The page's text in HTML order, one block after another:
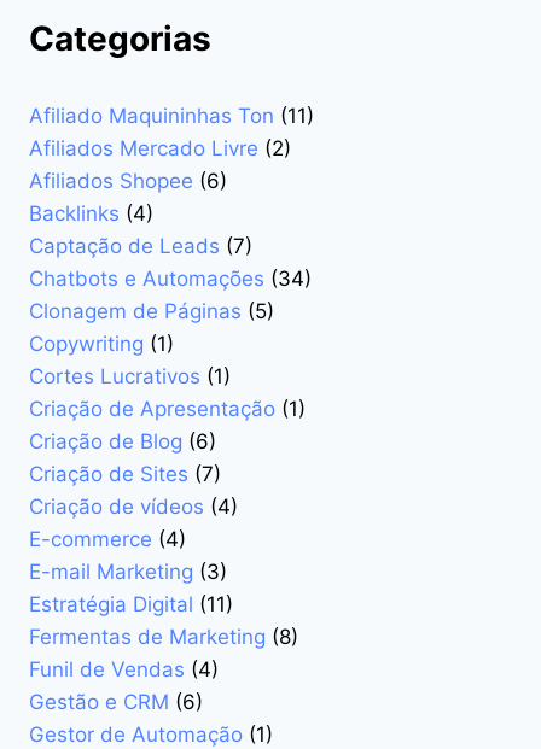
E-
GASTAR
MAIS
Categorias
Afiliado Maquininhas Ton (11)
Afiliados Mercado Livre (2)
Afiliados Shopee (6)
Backlinks (4)
Captação de Leads (7)
Chatbots e Automações (34)
Clonagem de Páginas (5)
Copywriting (1)
Cortes Lucrativos (1)
Criação de Apresentação (1)
Criação de Blog (6)
Criação de Sites (7)
Criação de vídeos (4)
E-commerce (4)
E-mail Marketing (3)
Estratégia Digital (11)
Fermentas de Marketing (8)
Funil de Vendas (4)
Gestão e CRM (6)
Gestor de Automação (1)